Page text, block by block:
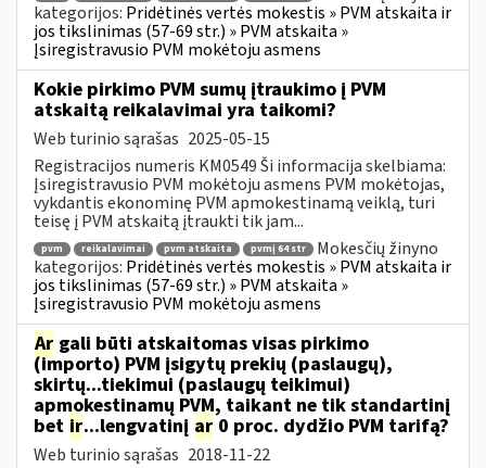
kategorijos: Pridėtinės vertės mokestis » PVM atskaita ir
jos tikslinimas (57-69 str.) » PVM atskaita »
Įsiregistravusio PVM mokėtoju asmens
Kokie pirkimo PVM sumų įtraukimo į PVM
atskaitą reikalavimai yra taikomi?
Web turinio sąrašas 2025-05-15
Registracijos numeris KM0549 Ši informacija skelbiama:
Įsiregistravusio PVM mokėtoju asmens PVM mokėtojas,
vykdantis ekonominę PVM apmokestinamą veiklą, turi
teisę į PVM atskaitą įtraukti tik jam...
pvm reikalavimai pvm atskaita pvmį 64 str
Mokesčių žinyno
kategorijos: Pridėtinės vertės mokestis » PVM atskaita ir
jos tikslinimas (57-69 str.) » PVM atskaita »
Įsiregistravusio PVM mokėtoju asmens
Ar gali būti atskaitomas visas pirkimo
(importo) PVM įsigytų prekių (paslaugų),
skirtų...tiekimui (paslaugų teikimui)
apmokestinamų PVM, taikant ne tik standartinį
bet ir...lengvatinį ar 0 proc. dydžio PVM tarifą?
Web turinio sąrašas 2018-11-22